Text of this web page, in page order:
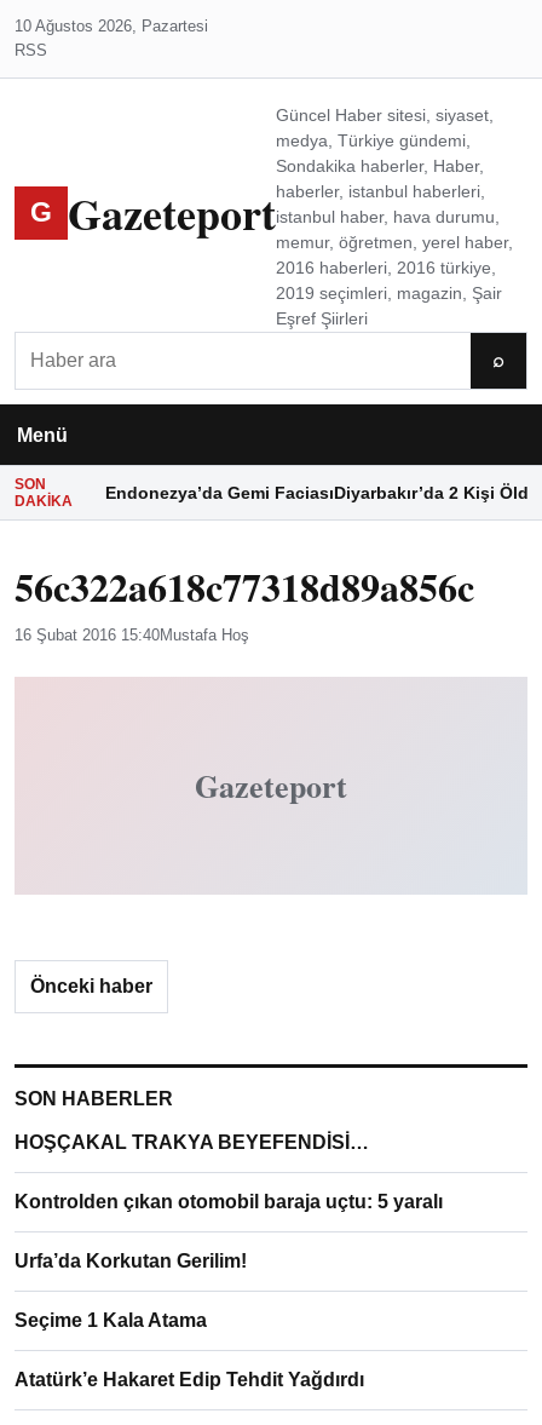
10 Ağustos 2026, Pazartesi
RSS
G Gazeteport
Güncel Haber sitesi, siyaset,
medya, Türkiye gündemi,
Sondakika haberler, Haber,
haberler, istanbul haberleri,
istanbul haber, hava durumu,
memur, öğretmen, yerel haber,
2016 haberleri, 2016 türkiye,
2019 seçimleri, magazin, Şair
Eşref Şiirleri
⌕
Menü
SON
DAKIKA
Endonezya’da Gemi FaciasıDiyarbakır’da 2 Kişi Öldü
56c322a618c77318d89a856c
16 Şubat 2016 15:40Mustafa Hoş
Gazeteport
Önceki haber
SON HABERLER
HOŞÇAKAL TRAKYA BEYEFENDİSİ…
Kontrolden çıkan otomobil baraja uçtu: 5 yaralı
Urfa’da Korkutan Gerilim!
Seçime 1 Kala Atama
Atatürk’e Hakaret Edip Tehdit Yağdırdı